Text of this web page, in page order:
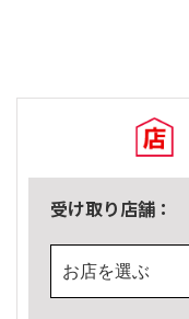
受け取り店舗：
お店を選ぶ